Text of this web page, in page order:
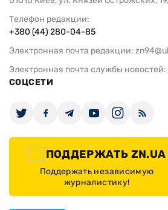
Телефон редакции:
+380 (44) 280-04-85
Электронная почта редакции:
Электронная почта службы новостей:
СОЦСЕТИ
ПОДДЕРЖАТЬ ZN.UA
Поддержать независимую
журналистику!